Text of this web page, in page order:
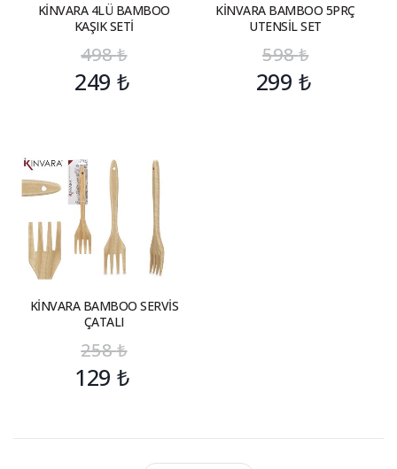
KİNVARA 4LÜ BAMBOO
KAŞIK SETİ
498₺
249₺
KİNVARA BAMBOO 5PRÇ
UTENSİL SET
598₺
299 ₺
KİNVARA BAMBOO SERVİS
ÇATALI
258₺
129₺